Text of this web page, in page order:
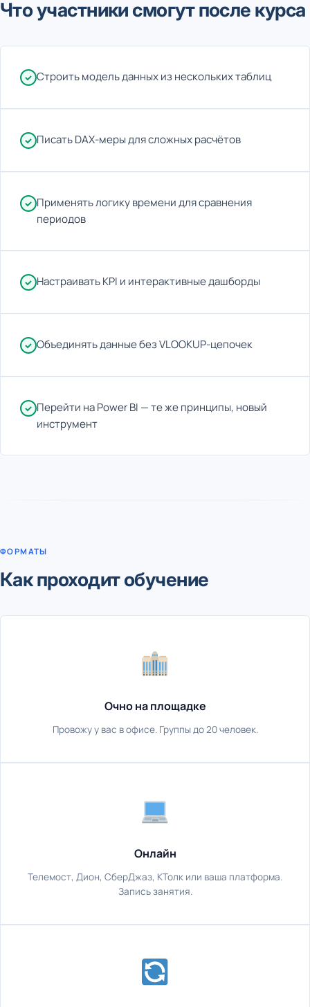
Что участники смогут после курса
Строить модель данных из нескольких таблиц
Писать DAX-меры для сложных расчётов
Применять логику времени для сравнения
периодов
Настраивать KPI и интерактивные дашборды
Объединять данные без VLOOKUP-цепочек
Перейти на Power BI — те же принципы, новый
инструмент
ФОРМАТЫ
Как проходит обучение
Очно на площадке
Провожу у вас в офисе. Группы до 20 человек.
Онлайн
Телемост, Дион, СберДжаз, КТолк или ваша платформа.
Запись занятия.